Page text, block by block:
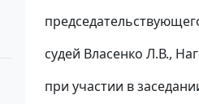
судей Власенко Л.В.,
при участии в